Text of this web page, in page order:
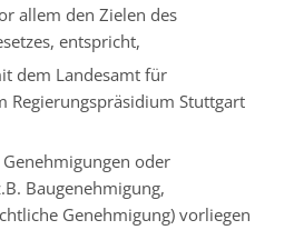
allem den Zielen des
entspricht,
dem Landesamt für
Regierungspräsidium Stuttgart
oder
Baugenehmigung,
Genehmigung) vorliegen